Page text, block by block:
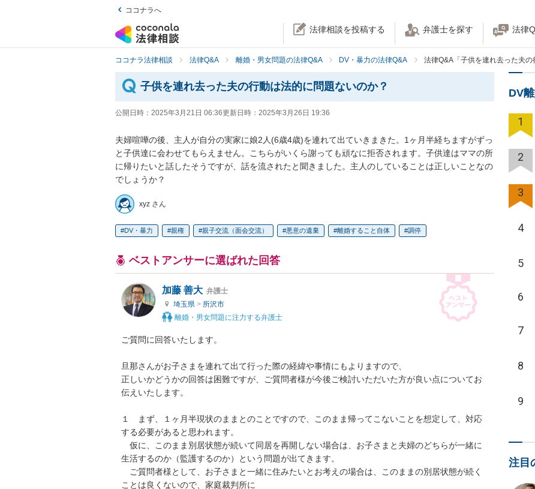
ココナラへ
法律相談を投稿する 弁護士を探す 法律
ココナラ法律相談 法律Q&A 離婚・男女問題の法律Q&A DV・暴力の法律Q&A 法律Q&A「子供を連れ去った夫の
子供を連れ去った夫の行動は法的に問題ないのか？
公開日時： 2025年3月21日 06:36更新日時： 2025年3月26日 19:36
夫婦喧嘩の後、主人が自分の実家に娘2人(6歳4歳)を連れて出ていきまきた。1ヶ月半経ちますがずっ
と子供達に会わせてもらえません。こちらがいくら謝っても頑なに拒否されます。子供達はママの所
に帰りたいと話したそうですが、話を流されたと聞きました。主人のしていることは正しいことなの
でしょうか？
xyz さん
DV・暴力 親権 親子交流（面会交流） 悪意の遺棄 離婚すること自体 調停
ベストアンサーに選ばれた回答
加藤 善大 弁護士
埼玉県 > 所沢市
離婚・男女問題に注力する弁護士
ご質問に回答いたします。
旦那さんがお子さまを連れて出て行った際の経緯や事情にもよりますので、
正しいかどうかの回答は困難ですが、ご質問者様が今後ご検討いただいた方が良い点についてお
伝えいたします。
１　まず、１ヶ月半現状のままとのことですので、このまま帰ってこないことを想定して、対応
する必要があると思われます。
仮に、このまま別居状態が続いて同居を再開しない場合は、お子さまと夫婦のどちらが一緒に
生活するのか（監護するのか）という問題が出てきます。
ご質問者様として、お子さまと一緒に住みたいとお考えの場合は、このままの別居状態が続く
ことは良くないので、家庭裁判所に
DV
1
2
3
4
5
6
7
8
9
注目